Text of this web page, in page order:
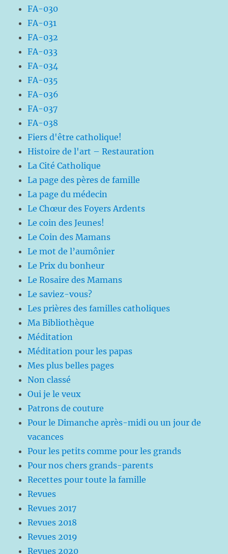
FA-030
FA-031
FA-032
FA-033
FA-034
FA-035
FA-036
FA-037
FA-038
Fiers d'être catholique!
Histoire de l'art – Restauration
La Cité Catholique
La page des pères de famille
La page du médecin
Le Chœur des Foyers Ardents
Le coin des Jeunes!
Le Coin des Mamans
Le mot de l’aumônier
Le Prix du bonheur
Le Rosaire des Mamans
Le saviez-vous?
Les prières des familles catholiques
Ma Bibliothèque
Méditation
Méditation pour les papas
Mes plus belles pages
Non classé
Oui je le veux
Patrons de couture
Pour le Dimanche après-midi ou un jour de
vacances
Pour les petits comme pour les grands
Pour nos chers grands-parents
Recettes pour toute la famille
Revues
Revues 2017
Revues 2018
Revues 2019
Revues 2020